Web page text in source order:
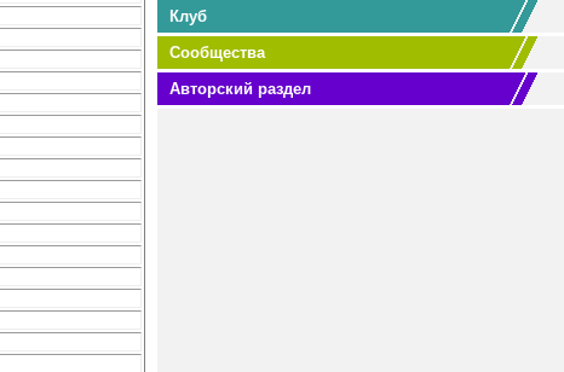
Клуб
Сообщества
Авторский раздел